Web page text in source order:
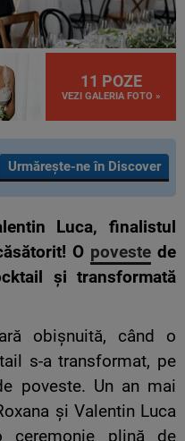
11 POZE
VEZI GALERIA FOTO »
Urmărește-ne în Discover
Luca, finalistul
O poveste de
și transformată
obișnuită, când o
s-a transformat, pe
poveste. Un an mai
și Valentin Luca
ceremonie plină de